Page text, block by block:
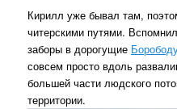
Кирилл уже бывал там,
читерскими путями.
заборы в дорогущие
совсем просто вдоль
большей части людского
территории.